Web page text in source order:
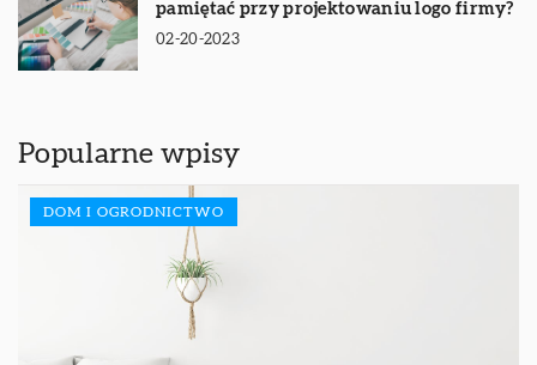
pamiętać przy projektowaniu logo firmy?
02-20-2023
Popularne wpisy
DOM I OGRODNICTWO